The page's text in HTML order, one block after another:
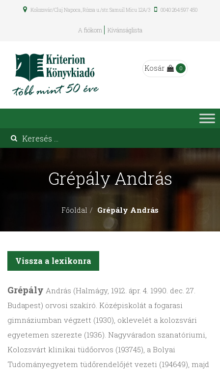
Kolozsvár/Cluj Napoca, Rózsa u./str. Samuil Micu 12A/3 0040 264 597 450
A fiókom Kívánságlista
Kosár 0
Grépály András
Főoldal Grépály András
Vissza a lexikonra
Grépály András (Halmágy, 1912. ápr. 4. 1990. dec. 27.
Budapest) orvosi szakíró. Középiskolát a fogarasi
gimnáziumban végzett (1930), oklevelét a kolozsvári
egyetemen szerezte (1936). Nagyváradon szanatóriumi,
Kolozsvárt klinikai tüdőorvos (193745), a Bolyai
Tudományegyetem tüdőrendelőjét vezeti (194649), majd